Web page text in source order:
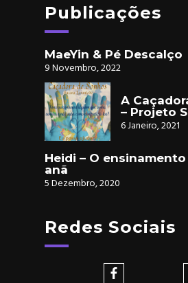
Publicações
MaeYin & Pé Descalço
9 Novembro, 2022
A
– Projeto
6 Janeiro, 2021
Heidi – O ensinamento
anã
5 Dezembro, 2020
Redes Sociais